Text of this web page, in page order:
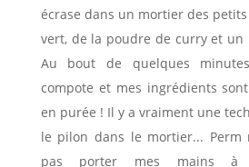
écrase dans un mortier des
vert, de la poudre de curry et un
Au bout de quelques
compote et mes ingrédients
en purée ! Il y a vraiment une
le pilon dans le mortier... Perm
pas porter mes mains à